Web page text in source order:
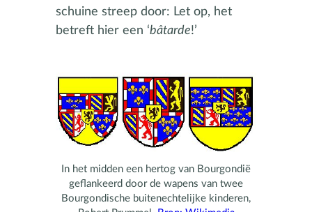
schuine streep door: Let op, het
betreft hier een ‘bâtarde!’
In het midden een hertog van Bourgondië
geflankeerd door de wapens van twee
Bourgondische buitenechtelijke kinderen,